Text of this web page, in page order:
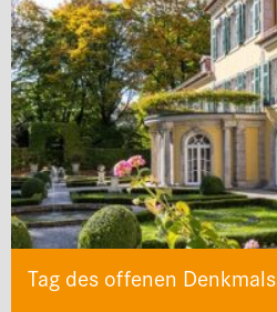
Tag des offenen Denkmals